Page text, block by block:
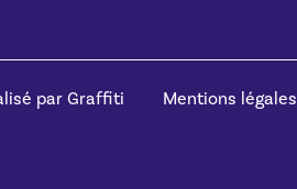
par Graffiti Mentions légales